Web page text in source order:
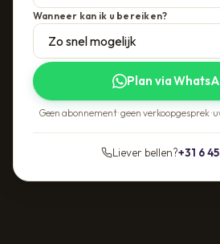
Wanneer kan ik u bereiken?
Plan via
Geen abonnement · geen verkoopgesprek ·
Liever bellen?+31 6